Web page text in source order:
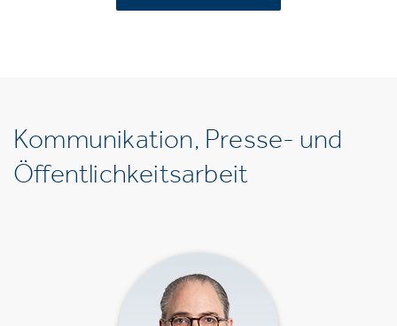
Kommunikation, Presse- und
Öffentlichkeitsarbeit